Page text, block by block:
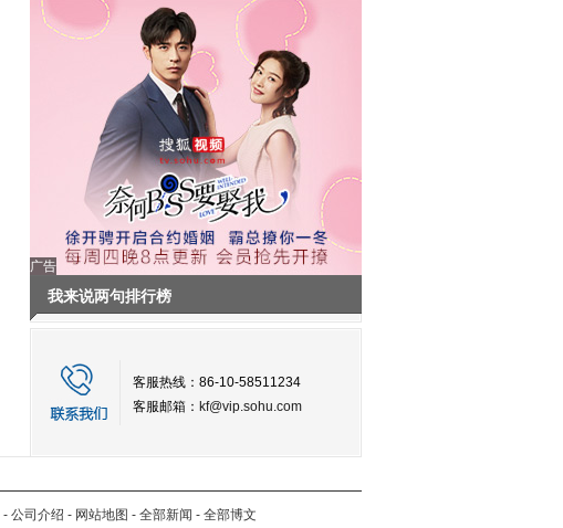
广告
我来说两句排行榜
客服热线：86-10-58511234
客服邮箱： kf@vip.sohu.com
- 公司介绍 - 网站地图 - 全部新闻 - 全部博文